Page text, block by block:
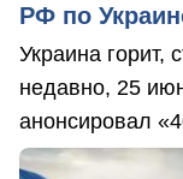
РФ по
Украина горит,
недавно, 25
анонсировал